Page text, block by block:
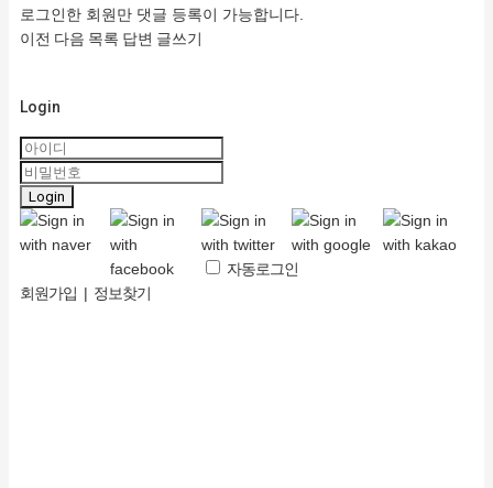
로그인한 회원만 댓글 등록이 가능합니다.
이전 다음 목록 답변 글쓰기
Login
Login
자동로그인
회원가입 | 정보찾기